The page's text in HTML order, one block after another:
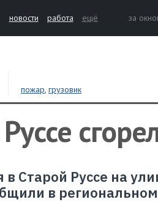
новости работа ещё за
пожар,грузовик
в Старой Руссе на
в